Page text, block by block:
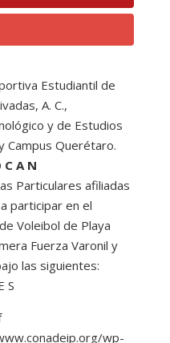
Estudiantil de
A. C.,
y de Estudios
Campus Querétaro.
C A N
Particulares afiliadas
participar en el
Voleibol de Playa
Fuerza Varonil y
las siguientes:
S
wp-